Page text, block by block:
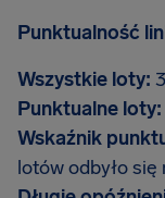
Punktualność
Wszystkie loty:
Punktualne loty:
Wskaźnik
lotów odbyło się